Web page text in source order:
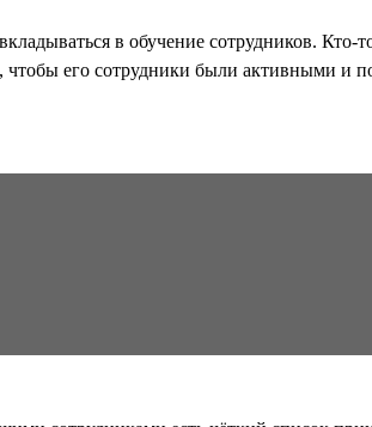
в обучение сотрудников. Кто-
чтобы его сотрудники были активными и